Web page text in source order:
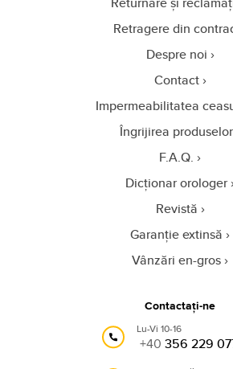
Retragere din
Despre noi
Contact
Impermeabilitatea
Îngrijirea produselor
F.A.Q.
Dicționar orologer
Revistă
Garanție extinsă
Vânzări en-gros
Contactați-ne
Lu-Vi 10-16
+40 356 229